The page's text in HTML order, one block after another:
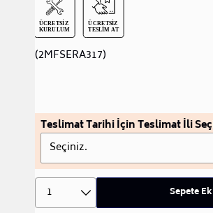
(2MFSERA317)
Teslimat Tarihi İçin Teslimat İli
Seçiniz.
1 Sepete